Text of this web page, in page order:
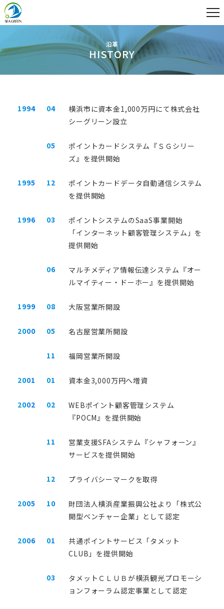
わたしたちについて 会社概要
活用シーン
人事評価システムとは？失敗しな
い導入のポイントを分かりやすく
人事評価システムおすすめ13
導入メリットや費用を抑える
選！違いと選び方を解説
選！導入がおすすめの企業と
お役立ち資料
沿革
HISTORY
1994 04
横浜市に資本金1,000万円にて株式会社
シーグリーン設立
05
ポイントカードシステム『ＳＧシリー
ズ』を提供開始
1995 12
ポイントカードデータ自動通信システム
を提供開始
1996 03
ポイントシステムのSaaS事業開始
「インターネット顧客管理システム」を
提供開始
06
マルチメディア情報伝達システム『オー
ルマイティー・ドーホー』を提供開始
1999 08 大阪営業所開設
2000 05 名古屋営業所開設
11 福岡営業所開設
2001 01 資本金3,000万円へ増資
2002 02
WEBポイント顧客管理システム
『POCM』を提供開始
11
営業支援SFAシステム『シャフォーン』
サービスを提供開始
12 プライバシーマークを取得
2005 10
財団法人横浜産業振興公社より「株式公
開型ベンチャー企業」として認定
2006 01
共通ポイントサービス「タメット
CLUB」を提供開始
03
タメットＣＬＵＢが横浜観光プロモーシ
ョンフォーラム認定事業として認定